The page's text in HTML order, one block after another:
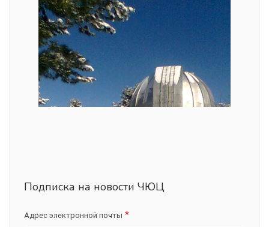
Подписка на новости ЧЮЦ
Адрес электронной почты